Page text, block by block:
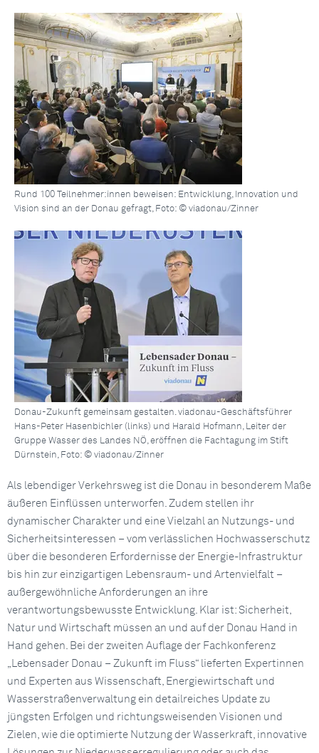
Rund 100 Teilnehmer:innen beweisen: Entwicklung, Innovation und
Vision sind an der Donau gefragt, Foto: © viadonau/Zinner
Donau-Zukunft gemeinsam gestalten. viadonau-Geschäftsführer
Hans-Peter Hasenbichler (links) und Harald Hofmann, Leiter der
Gruppe Wasser des Landes NÖ, eröffnen die Fachtagung im Stift
Dürnstein, Foto: © viadonau/Zinner
Als lebendiger Verkehrsweg ist die Donau in besonderem Maße
äußeren Einflüssen unterworfen. Zudem stellen ihr
dynamischer Charakter und eine Vielzahl an Nutzungs- und
Sicherheitsinteressen – vom verlässlichen Hochwasserschutz
über die besonderen Erfordernisse der Energie-Infrastruktur
bis hin zur einzigartigen Lebensraum- und Artenvielfalt –
außergewöhnliche Anforderungen an ihre
verantwortungsbewusste Entwicklung. Klar ist: Sicherheit,
Natur und Wirtschaft müssen an und auf der Donau Hand in
Hand gehen. Bei der zweiten Auflage der Fachkonferenz
„Lebensader Donau – Zukunft im Fluss“ lieferten Expertinnen
und Experten aus Wissenschaft, Energiewirtschaft und
Wasserstraßenverwaltung ein detailreiches Update zu
jüngsten Erfolgen und richtungsweisenden Visionen und
Zielen, wie die optimierte Nutzung der Wasserkraft, innovative